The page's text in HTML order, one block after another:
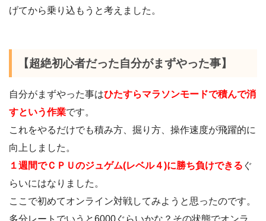
げてから乗り込もうと考えました。
【超絶初心者だった自分がまずやった事】
自分がまずやった事はひたすらマラソンモードで積んで消
すという作業です。
これをやるだけでも積み方、掘り方、操作速度が飛躍的に
向上しました。
１週間でＣＰＵのジュゲム(レベル４)に勝ち負けできる ぐ
らいにはなりました。
ここで初めてオンライン対戦してみようと思ったのです。
多分レートでいうと6000ぐらいかな？その状態でオンラ